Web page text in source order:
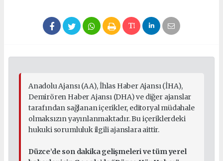
Anadolu Ajansı (AA), İhlas Haber Ajansı (İHA),
Demirören Haber Ajansı (DHA) ve diğer ajanslar
tarafından sağlanan içerikler, editoryal müdahale
olmaksızın yayınlanmaktadır. Bu içeriklerdeki
hukuki sorumluluk ilgili ajanslara aittir.
Düzce’de son dakika gelişmeleri ve tüm yerel